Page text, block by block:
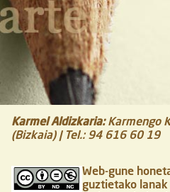
Karmel Aldizkaria: Karmengo
(Bizkaia)| Tel.: 94 616 60 19
Web-gune
guztietako lanak